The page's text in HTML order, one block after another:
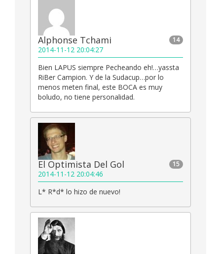
14
Alphonse Tchami
2014-11-12 20:04:27
Bien LAPUS siempre Pecheando eh!…yassta
RiBer Campion. Y de la Sudacup…por lo
menos meten final, este BOCA es muy
boludo, no tiene personalidad.
15
El Optimista Del Gol
2014-11-12 20:04:46
L* R*d* lo hizo de nuevo!